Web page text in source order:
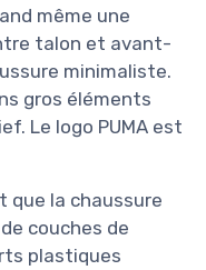
même une
talon et avant-
minimaliste.
gros éléments
Le logo PUMA est
que la chaussure
de couches de
plastiques